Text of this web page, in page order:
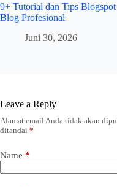
9+ Tutorial dan Tips
Blog Profesional
Juni 30, 2026
Leave a Reply
Alamat email Anda tidak akan
ditandai *
Name *